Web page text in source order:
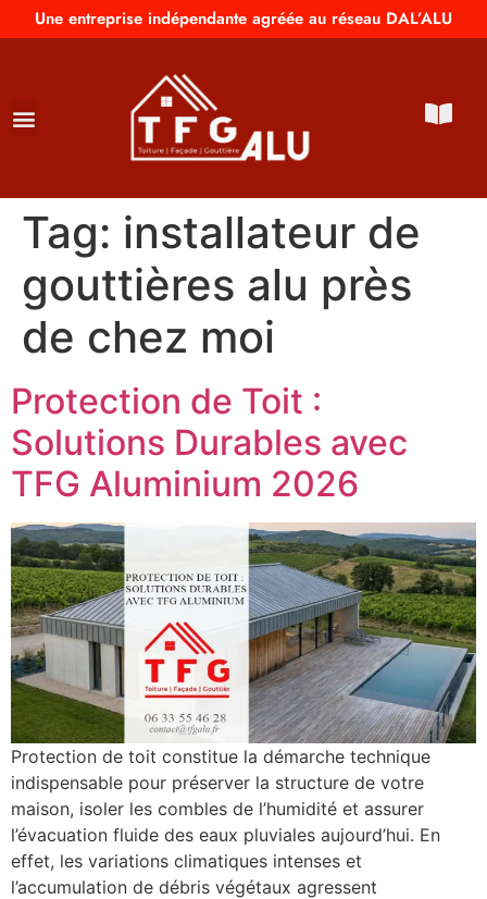
Une entreprise indépendante agréée au réseau DAL’ALU
Tag: installateur de
gouttières alu près
de chez moi
Protection de Toit :
Solutions Durables avec
TFG Aluminium 2026
Protection de toit constitue la démarche technique
indispensable pour préserver la structure de votre
maison, isoler les combles de l’humidité et assurer
l’évacuation fluide des eaux pluviales aujourd’hui. En
effet, les variations climatiques intenses et
l’accumulation de débris végétaux agressent